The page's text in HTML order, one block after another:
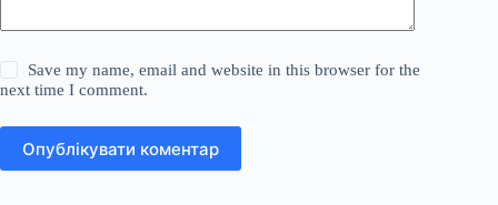
Save my name, email and website in this browser for the
next time I comment.
Опублікувати коментар